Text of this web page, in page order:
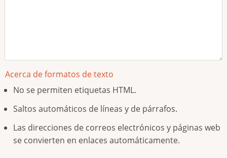
Acerca de formatos de texto
No se permiten etiquetas HTML.
Saltos automáticos de líneas y de párrafos.
Las direcciones de correos electrónicos y páginas web
se convierten en enlaces automáticamente.